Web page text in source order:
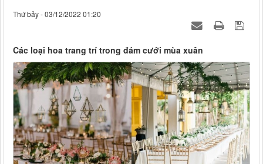
Thứ bảy - 03/12/2022 01:20
Các loại hoa trang trí trong đám cưới mùa xuân